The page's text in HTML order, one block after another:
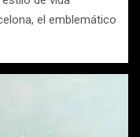
el emblemático